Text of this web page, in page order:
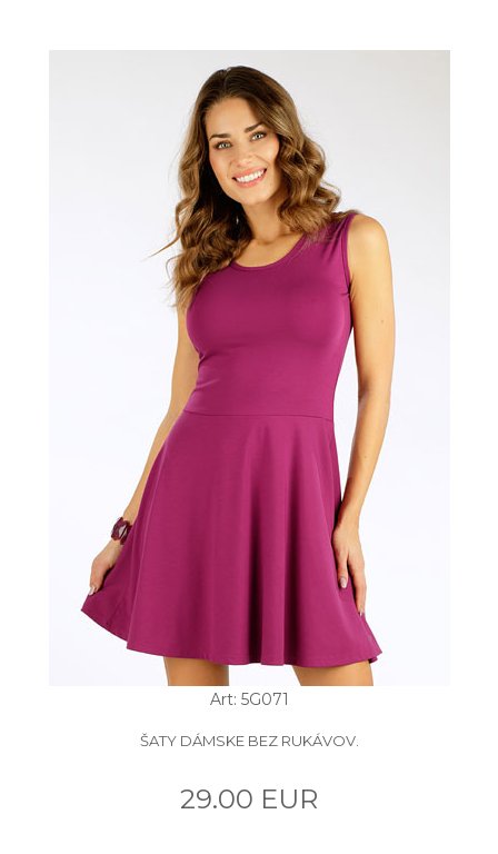
Art: 5G071
ŠATY DÁMSKE BEZ RUKÁVOV.
29.00 EUR